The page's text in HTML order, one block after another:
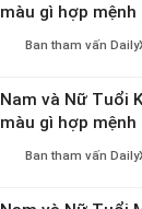
màu gì hợp mệnh
Ban tham vấn
Nam và Nữ Tuổi
màu gì hợp mệnh
Ban tham vấn